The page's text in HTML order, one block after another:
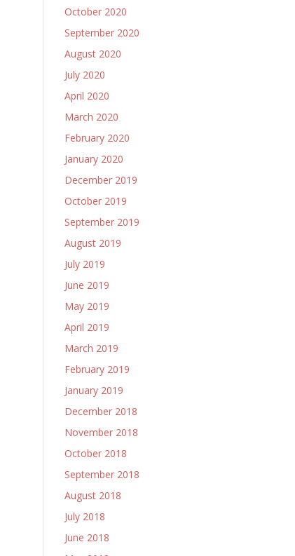
October 2020
September 2020
August 2020
July 2020
April 2020
March 2020
February 2020
January 2020
December 2019
October 2019
September 2019
August 2019
July 2019
June 2019
May 2019
April 2019
March 2019
February 2019
January 2019
December 2018
November 2018
October 2018
September 2018
August 2018
July 2018
June 2018